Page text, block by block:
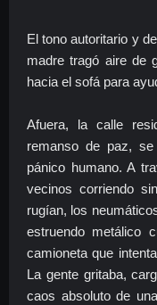
El tono autoritario y
madre tragó aire de
hacia el sofá para
Afuera, la calle
remanso de paz,
pánico humano. A
vecinos corriendo
rugían, los
estruendo metálico
camioneta que
La gente gritaba,
caos absoluto de